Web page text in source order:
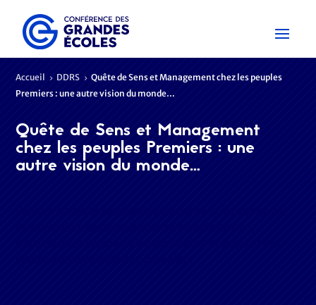
Accueil 5 DDRS 5 Quête de Sens et Management chez les peuples
Premiers : une autre vision du monde…
Quête de Sens et Management
chez les peuples Premiers : une
autre vision du monde…